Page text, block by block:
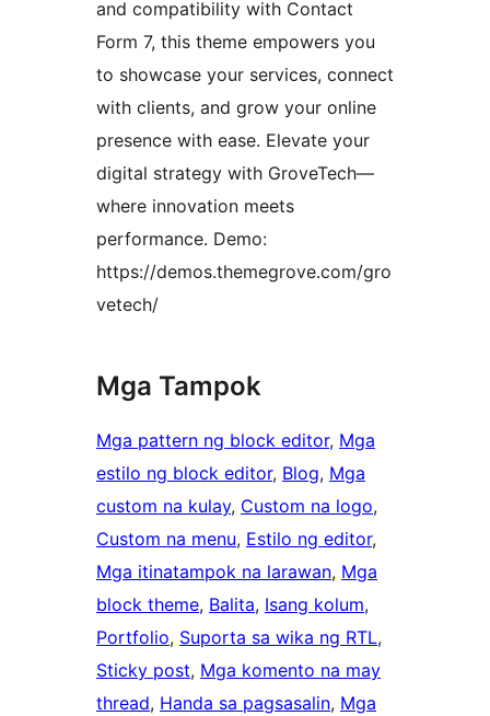
and compatibility with Contact
Form 7, this theme empowers you
to showcase your services, connect
with clients, and grow your online
presence with ease. Elevate your
digital strategy with GroveTech—
where innovation meets
performance. Demo:
https://demos.themegrove.com/gro
vetech/
Mga Tampok
Mga pattern ng block editor, Mga
estilo ng block editor, Blog, Mga
custom na kulay, Custom na logo
Custom na menu, Estilo ng editor
Mga itinatampok na larawan, Mga
block theme, Balita, Isang kolum
Portfolio, Suporta sa wika ng RTL
Sticky post, Mga komento na may
thread, Handa sa pagsasalin, Mga